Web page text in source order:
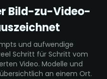
Bild-zu-Video-
und aufwendige
Schritt für Schritt vom
Video. Modelle und
an einem Ort.